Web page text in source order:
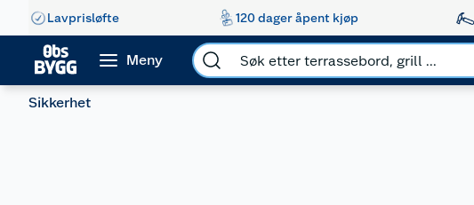
Lavprisløfte 120 dager åpent kjøp
Meny
Sikkerhet